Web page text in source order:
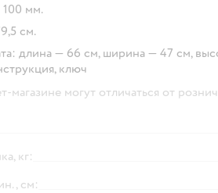
мм.
см.
длина — 66 см, ширина — 47 см,
ключ
магазине могут отличаться от
кг:
см: